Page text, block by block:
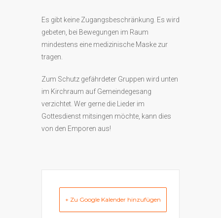
Es gibt keine Zugangsbeschränkung. Es wird
gebeten, bei Bewegungen im Raum
mindestens eine medizinische Maske zur
tragen.
Zum Schutz gefährdeter Gruppen wird unten
im Kirchraum auf Gemeindegesang
verzichtet. Wer gerne die Lieder im
Gottesdienst mitsingen möchte, kann dies
von den Emporen aus!
+ Zu Google Kalender hinzufügen